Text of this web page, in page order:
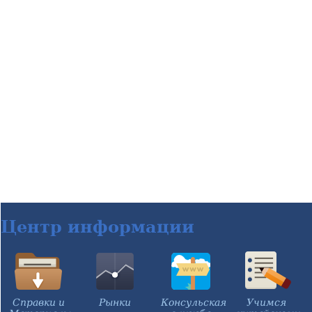
Центр информации
Справки и
Рынки
Консульская
Учимся